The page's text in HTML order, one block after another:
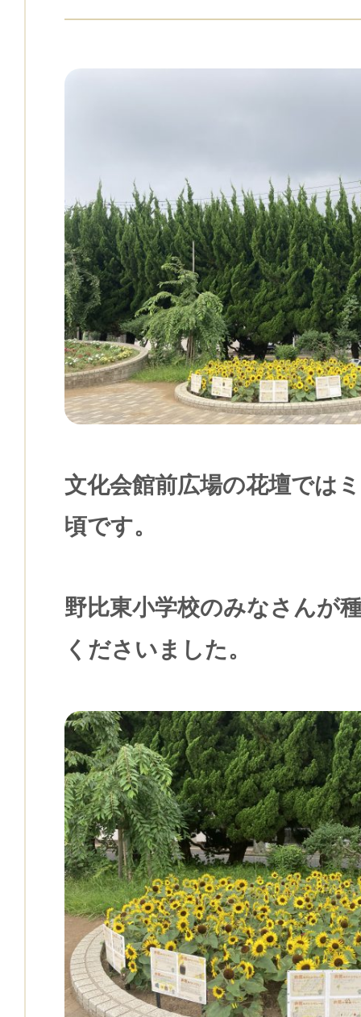
文化会館前広場の花壇では
頃です。
野比東小学校のみなさんが
くださいました。